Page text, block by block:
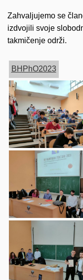
Zahvaljujemo se
izdvojili svoje
takmičenje održi.
BHPhO2023